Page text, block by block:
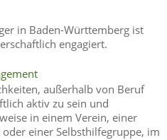
in Baden-Württemberg ist
engagiert.
außerhalb von Beruf
aktiv zu sein und
in einem Verein, einer
einer Selbsthilfegruppe, im